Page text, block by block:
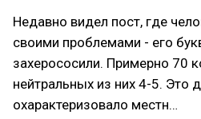
Недавно видел пост, где
своими проблемами - его
захерососили. Примерно 70
нейтральных из них 4-5. Это
охарактеризовало местн…